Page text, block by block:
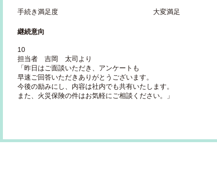
手続き満足度 大変満足
継続意向
10
担当者 吉岡 太司より
「昨日はご面談いただき、アンケートも
早速ご回答いただきありがとうございます。
今後の励みにし、内容は社内でも共有いたします。
また、火災保険の件はお気軽にご相談ください。」